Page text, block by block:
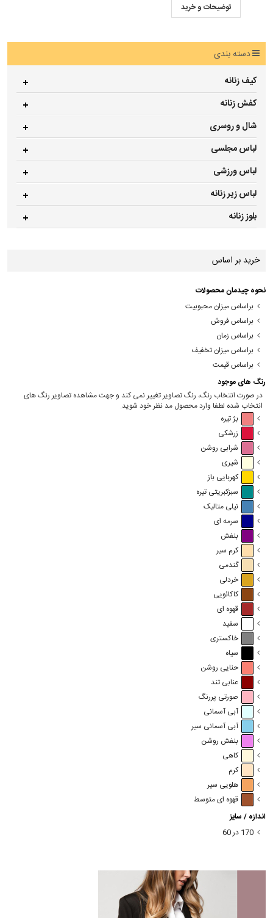
توضیحات و خرید
دسته بندی
کیف زنانه
کفش زنانه
شال و روسری
لباس مجلسی
لباس ورزشی
لباس زیر زنانه
بلوز زنانه
خرید بر اساس
نحوه چیدمان محصولات
براساس میزان محبوبیت
براساس فروش
براساس زمان
براساس میزان تخفیف
براساس قیمت
رنگ های موجود
در صورت انتخاب رنگ، رنگ تصاویر تغییر نمی کند و جهت مشاهده تصاویر رنگ های
انتخاب شده لطفا وارد محصول مد نظر خود شوید.
بژ تیره
زرشکی
شرابی روشن
شیری
کهربایی باز
سبزکبریتی تیره
نیلی متالیک
سرمه ای
بنفش
کرم سیر
گندمی
خردلی
کاکائویی
قهوه ای
سفید
خاکستری
سیاه
حنایی روشن
عنابی تند
صورتی پررنگ
آبی آسمانی
آبی آسمانی سیر
بنفش روشن
کاهی
کرم
هلویی سیر
قهوه ای متوسط
اندازه / سایز
170 در 60